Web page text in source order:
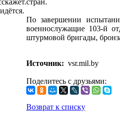
По завершении
военнослужащие 103‑й
штурмовой бригады,
Источник: vsr.mil.by
Поделитесь с друзьями:
Возврат к списку